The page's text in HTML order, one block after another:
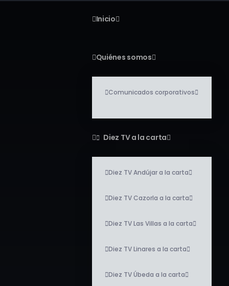
Inicio
Quiénes somos
Comunicados corporativos
Diez TV a la carta
Diez TV Andújar a la carta
Diez TV Cazorla a la carta
Diez TV Las Villas a la carta
Diez TV Linares a la carta
Diez TV Úbeda a la carta